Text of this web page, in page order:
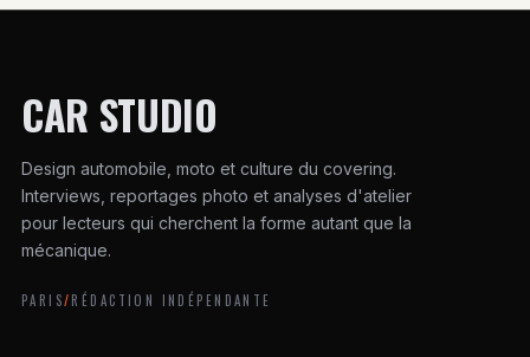
CAR STUDIO
Design automobile, moto et culture du covering.
Interviews, reportages photo et analyses d'atelier
pour lecteurs qui cherchent la forme autant que la
mécanique.
PARIS/RÉDACTION INDÉPENDANTE